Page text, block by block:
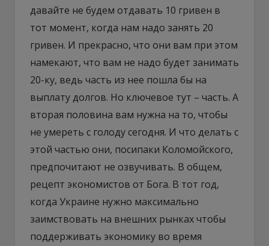
давайте не будем отдавать 10 гривен в
тот момент, когда нам надо занять 20
гривен. И прекрасно, что они вам при этом
намекают, что вам не надо будет занимать
20-ку, ведь часть из нее пошла бы на
выплату долгов. Но ключевое тут – часть. А
вторая половина вам нужна на то, чтобы
не умереть с голоду сегодня. И что делать с
этой частью они, посипаки Коломойского,
предпочитают не озвучивать. В общем,
рецепт экономистов от Бога. В тот год,
когда Украине нужно максимально
заимствовать на внешних рынках чтобы
поддерживать экономику во время